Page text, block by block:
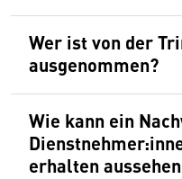
Wer ist von der
ausgenommen?
Wie kann ein
erhalten